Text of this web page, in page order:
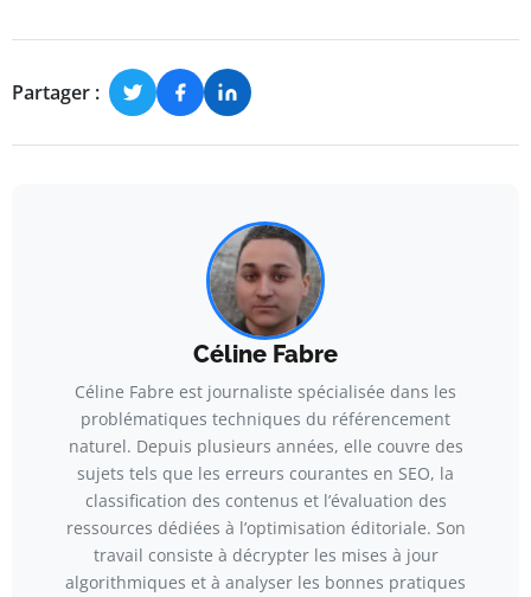
Partager :
Céline Fabre
Céline Fabre est journaliste spécialisée dans les
problématiques techniques du référencement
naturel. Depuis plusieurs années, elle couvre des
sujets tels que les erreurs courantes en SEO, la
classification des contenus et l’évaluation des
ressources dédiées à l’optimisation éditoriale. Son
travail consiste à décrypter les mises à jour
algorithmiques et à analyser les bonnes pratiques